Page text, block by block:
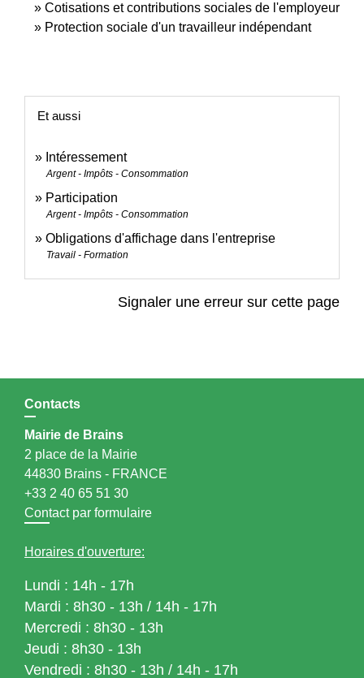
Cotisations et contributions sociales de l'employeur
Protection sociale d'un travailleur indépendant
Et aussi
Intéressement
Argent - Impôts - Consommation
Participation
Argent - Impôts - Consommation
Obligations d'affichage dans l'entreprise
Travail - Formation
Signaler une erreur sur cette page
Contacts
Mairie de Brains
2 place de la Mairie
44830 Brains - FRANCE
+33 2 40 65 51 30
Contact par formulaire
Horaires d'ouverture:
Lundi : 14h - 17h
Mardi : 8h30 - 13h / 14h - 17h
Mercredi : 8h30 - 13h
Jeudi : 8h30 - 13h
Vendredi : 8h30 - 13h / 14h - 17h